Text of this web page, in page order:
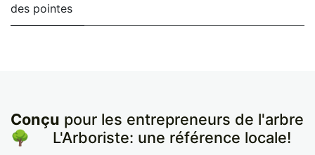
des pointes
Conçu pour les entrepreneurs de l'arbre
🌳
​L'Arboriste: une référence locale!